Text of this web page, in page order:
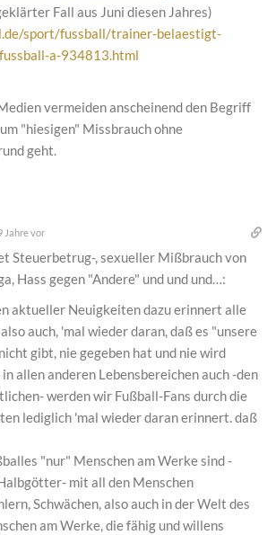
Fall aus Juni diesen Jahres)
sport/fussball/trainer-belaestigt-
a-934813.html
vermeiden anscheinend den Begriff
"hiesigen" Missbrauch ohne
geht.
Jahre vor
Steuerbetrug-, sexueller Mißbrauch von
Hass gegen "Andere" und und und…:
aktueller Neuigkeiten dazu erinnert alle
auch, 'mal wieder daran, daß es "unsere
gibt, nie gegeben hat und nie wird
allen anderen Lebensbereichen auch -den
werden wir Fußball-Fans durch die
lediglich 'mal wieder daran erinnert. daß
"nur" Menschen am Werke sind -
mit all den Menschen
Schwächen, also auch in der Welt des
am Werke, die fähig und willens